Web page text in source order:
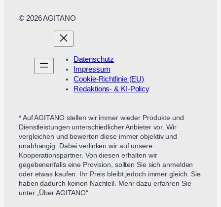
© 2026 AGITANO
Datenschutz
Impressum
Cookie-Richtlinie (EU)
Redaktions- & KI-Policy
* Auf AGITANO stellen wir immer wieder Produkte und
Dienstleistungen unterschiedlicher Anbieter vor. Wir
vergleichen und bewerten diese immer objektiv und
unabhängig. Dabei verlinken wir auf unsere
Kooperationspartner. Von diesen erhalten wir
gegebenenfalls eine Provision, sollten Sie sich anmelden
oder etwas kaufen. Ihr Preis bleibt jedoch immer gleich. Sie
haben dadurch keinen Nachteil. Mehr dazu erfahren Sie
unter „Über AGITANO“.